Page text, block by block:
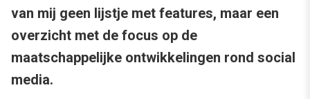
van mij geen lijstje met features, maar een
overzicht met de focus op de
maatschappelijke ontwikkelingen rond social
media.